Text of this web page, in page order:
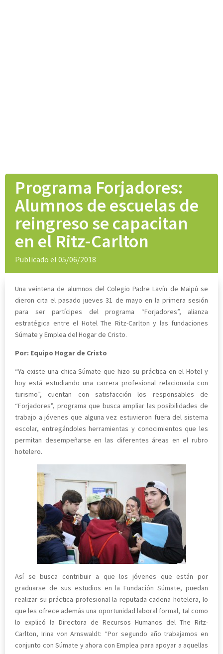
Programa Forjadores:
Alumnos de escuelas de
reingreso se capacitan
en el Ritz-Carlton
Publicado el 05/06/2018
Una veintena de alumnos del Colegio Padre Lavín de Maipú se
dieron cita el pasado jueves 31 de mayo en la primera sesión
para ser partícipes del programa “Forjadores”, alianza
estratégica entre el Hotel The Ritz-Carlton y las fundaciones
Súmate y Emplea del Hogar de Cristo.
Por: Equipo Hogar de Cristo
“Ya existe una chica Súmate que hizo su práctica en el Hotel y
hoy está estudiando una carrera profesional relacionada con
turismo”, cuentan con satisfacción los responsables de
“Forjadores”, programa que busca ampliar las posibilidades de
trabajo a jóvenes que alguna vez estuvieron fuera del sistema
escolar, entregándoles herramientas y conocimientos que les
permitan desempeñarse en las diferentes áreas en el rubro
hotelero.
Así se busca contribuir a que los jóvenes que están por
graduarse de sus estudios en la Fundación Súmate, puedan
realizar su práctica profesional la reputada cadena hotelera, lo
que les ofrece además una oportunidad laboral formal, tal como
lo explicó la Directora de Recursos Humanos del The Ritz-
Carlton, Irina von Arnswaldt: “Por segundo año trabajamos en
conjunto con Súmate y ahora con Emplea para apoyar a aquellas